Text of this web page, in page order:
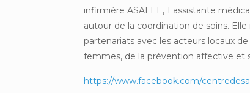
infirmière ASALEE, 1 assistante
autour de la coordination de soins.
partenariats avec les acteurs locaux
femmes, de la prévention affective et
https://www.facebook.com/